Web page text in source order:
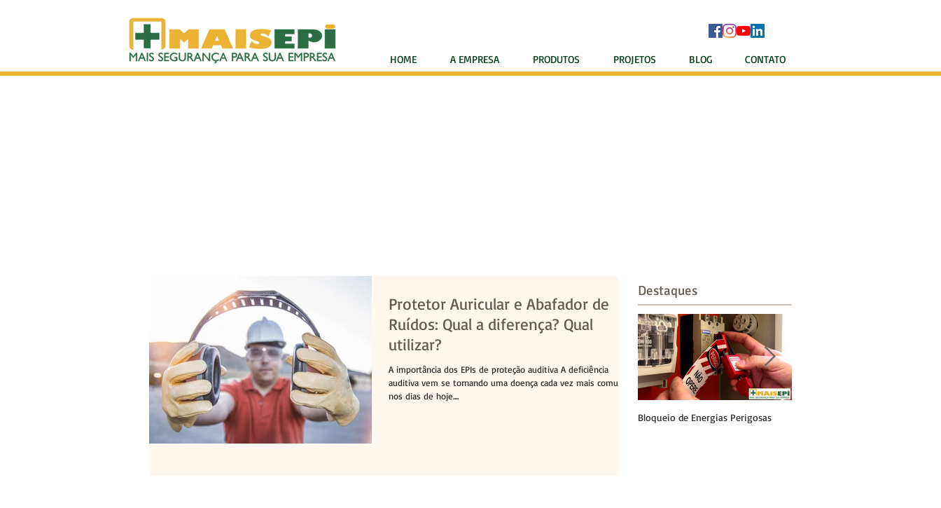
HOME A EMPRESA PRODUTOS PROJETOS BLOG CONTATO
Protetor Auricular e Abafador de
Ruídos: Qual a diferença? Qual
utilizar?
A importância dos EPIs de proteção auditiva A deficiência
auditiva vem se tornando uma doença cada vez mais comum
nos dias de hoje....
Destaques
Bloqueio de Energias Perigosas